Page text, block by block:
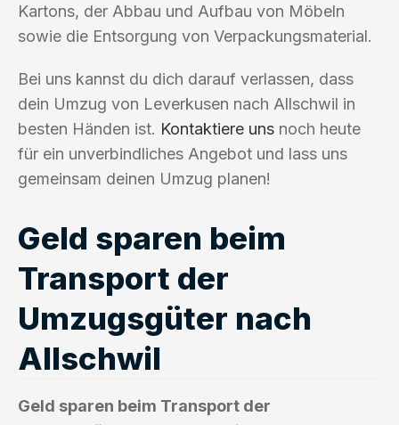
Kartons, der Abbau und Aufbau von Möbeln
sowie die Entsorgung von Verpackungsmaterial.
Bei uns kannst du dich darauf verlassen, dass
dein Umzug von Leverkusen nach Allschwil in
besten Händen ist. Kontaktiere uns noch heute
für ein unverbindliches Angebot und lass uns
gemeinsam deinen Umzug planen!
Geld sparen beim
Transport der
Umzugsgüter nach
Allschwil
Geld sparen beim Transport der